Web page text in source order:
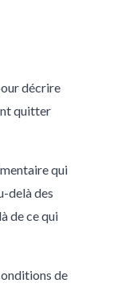
décrire
quitter
qui
delà des
de ce qui
de